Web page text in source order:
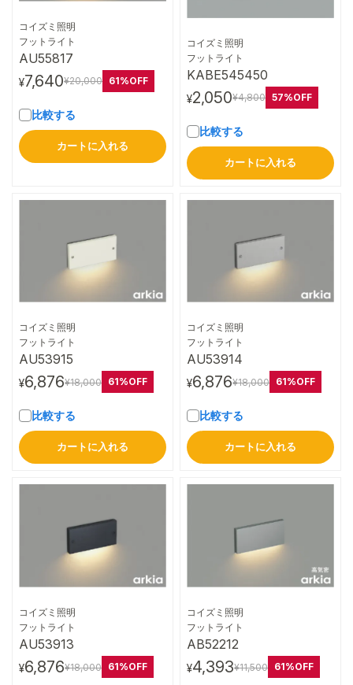
コイズミ照明
フットライト
AU55817
¥7,640¥20,000 61%OFF
比較する
カートに入れる
コイズミ照明
フットライト
KABE545450
¥2,050¥4,800 57%OFF
比較する
カートに入れる
コイズミ照明
フットライト
AU53915
¥6,876¥18,000 61%OFF
比較する
カートに入れる
コイズミ照明
フットライト
AU53914
¥6,876¥18,000 61%OFF
比較する
カートに入れる
コイズミ照明
フットライト
AU53913
¥6,876¥18,000 61%OFF
コイズミ照明
フットライト
AB52212
¥4,393¥11,500 61%OFF